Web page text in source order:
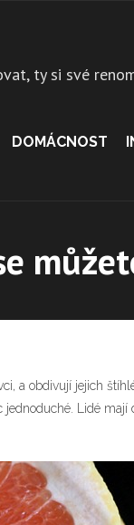
ty si své
DOMÁCNOST
a obdivují jejich
Lidé